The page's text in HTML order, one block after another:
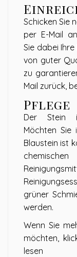
Schicken Sie
per E-Mail an
Sie dabei
von guter
zu
Mail zurück,
Pflege
Der Stein
Möchten Sie
Blaustein ist
grüner
werden.
Wenn Sie
möchten,
lesen